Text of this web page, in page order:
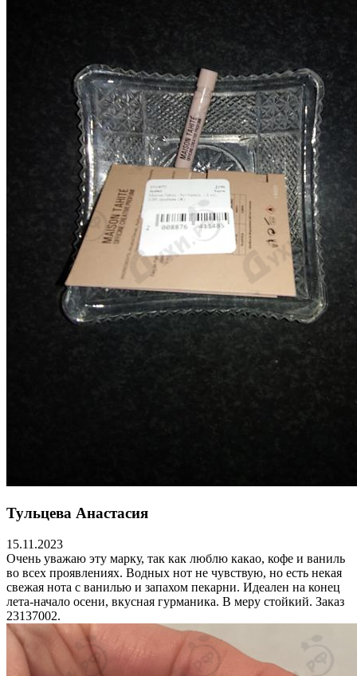
Тульцева Анастасия
15.11.2023
Очень уважаю эту марку, так как люблю какао, кофе и ваниль
во всех проявлениях. Водных нот не чувствую, но есть некая
свежая нота с ванилью и запахом пекарни. Идеален на конец
лета-начало осени, вкусная гурманика. В меру стойкий. Заказ
23137002.